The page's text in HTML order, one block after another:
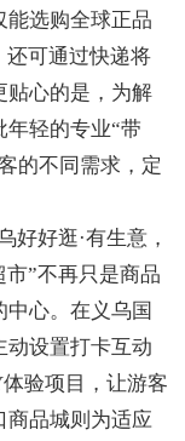
能选购全球正品
还可通过快递将
贴心的是，为解
轻的专业“带
的不同需求，定
好逛·有生意，
”不再只是商品
心。在义乌国
动设置打卡互动
验项目，让游客
商品城则为适应